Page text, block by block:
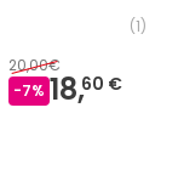
(1)
20,00€
-7% 18,60 €